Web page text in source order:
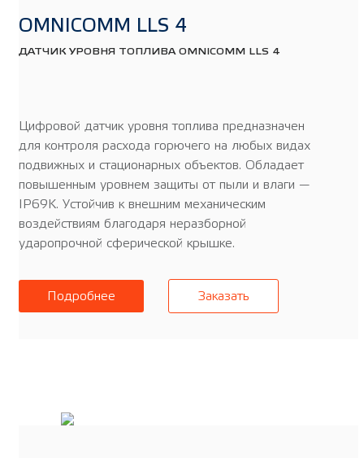
OMNICOMM LLS 4
ДАТЧИК УРОВНЯ ТОПЛИВА OMNICOMM LLS 4
Цифровой датчик уровня топлива предназначен
для контроля расхода горючего на любых видах
подвижных и стационарных объектов. Обладает
повышенным уровнем защиты от пыли и влаги —
IP69K. Устойчив к внешним механическим
воздействиям благодаря неразборной
ударопрочной сферической крышке.
Подробнее Заказать